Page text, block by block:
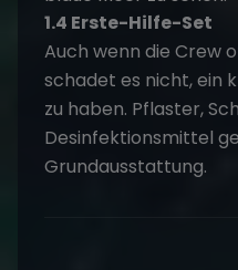
1.4 Erste-Hilfe-Set
Auch wenn die Crew
schadet es nicht, ein
zu haben. Pflaster,
Desinfektionsmittel
Grundausstattung.